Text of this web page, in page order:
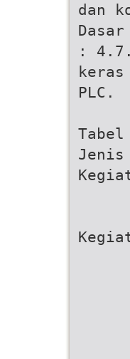
dan
:
keras
PLC.
Jenis